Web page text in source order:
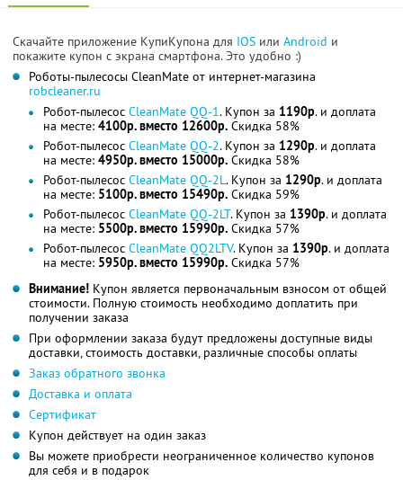
Скачайте приложение КупиКупона для IOS или Android и
покажите купон с экрана смартфона. Это удобно :)
Роботы-пылесосы CleanMate от интернет-магазина
robcleaner.ru
Робот-пылесос CleanMate QQ-1. Купон за 1190р. и доплата
на месте: 4100р. вместо 12600р. Скидка 58%
Робот-пылесос CleanMate QQ-2. Купон за 1290р. и доплата
на месте: 4950р. вместо 15000р. Скидка 58%
Робот-пылесос CleanMate QQ-2L. Купон за 1290р. и доплата
на месте: 5100р. вместо 15490р. Скидка 59%
Робот-пылесос CleanMate QQ-2LT. Купон за 1390р. и доплата
на месте: 5500р. вместо 15990р. Скидка 57%
Робот-пылесос CleanMate QQ2LTV. Купон за 1390р. и доплата
на месте: 5950р. вместо 15990р. Скидка 57%
Внимание! Купон является первоначальным взносом от общей
стоимости. Полную стоимость необходимо доплатить при
получении заказа
При оформлении заказа будут предложены доступные виды
доставки, стоимость доставки, различные способы оплаты
Заказ обратного звонка
Доставка и оплата
Сертификат
Купон действует на один заказ
Вы можете приобрести неограниченное количество купонов
для себя и в подарок